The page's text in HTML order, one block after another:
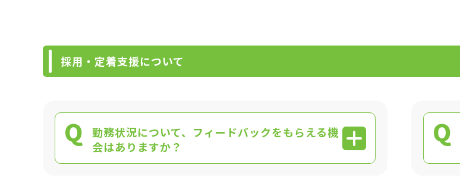
採用・定着支援について
Q
勤務状況について、フィードバックをもらえる機
会はありますか？
Q